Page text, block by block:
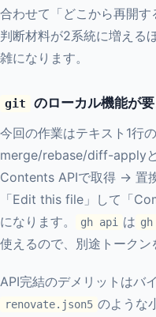
合わせて「どこから再開す
判断材料が2系統に増える
雑になります。
git
のローカル機能が
今回の作業はテキスト1行の
merge/rebase/diff-applyと
Contents APIで取得 → 置
「Edit this file」して「
になります。
gh api は
使えるので、別途トークン
API完結のデメリットはバ
renovate.json5 のような